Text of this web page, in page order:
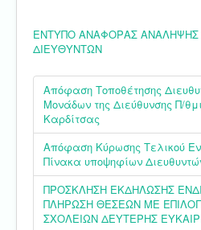
ΕΝΤΥΠΟ ΑΝΑΦΟΡΑΣ ΑΝΑΛΗΨΗΣ
ΔΙΕΥΘΥΝΤΩΝ
Απόφαση Τοποθέτησης
Μονάδων της Διεύθυνσης Π/
Καρδίτσας
Απόφαση Κύρωσης Τελικού
Πίνακα υποψηφίων
ΠΡΟΣΚΛΗΣΗ ΕΚΔΗΛΩΣΗΣ
ΠΛΗΡΩΣΗ ΘΕΣΕΩΝ ΜΕ
ΣΧΟΛΕΙΩΝ ΔΕΥΤΕΡΗΣ